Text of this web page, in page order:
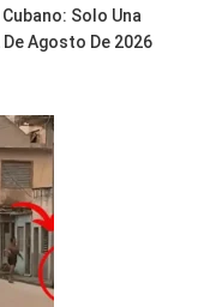
Solo Una
Agosto De 2026